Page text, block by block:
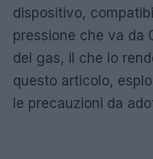
dispositivo,
pressione che va da
del gas, il che lo
questo articolo,
le precauzioni da